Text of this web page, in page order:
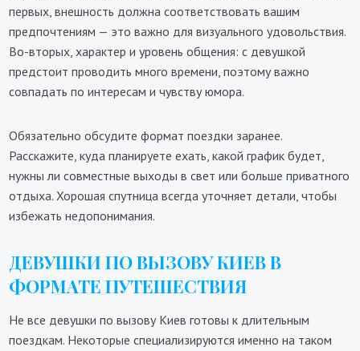
первых, внешность должна соответствовать вашим
предпочтениям — это важно для визуального удовольствия.
Во-вторых, характер и уровень общения: с девушкой
предстоит проводить много времени, поэтому важно
совпадать по интересам и чувству юмора.
Обязательно обсудите формат поездки заранее.
Расскажите, куда планируете ехать, какой график будет,
нужны ли совместные выходы в свет или больше приватного
отдыха. Хорошая спутница всегда уточняет детали, чтобы
избежать недопонимания.
ДЕВУШКИ ПО ВЫЗОВУ КИЕВ В
ФОРМАТЕ ПУТЕШЕСТВИЯ
Не все девушки по вызову Киев готовы к длительным
поездкам. Некоторые специализируются именно на таком